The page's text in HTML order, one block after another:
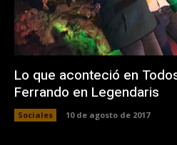
Lo que aconteció en
Ferrando en Legendaris
Sociales 10 de agosto de 2017